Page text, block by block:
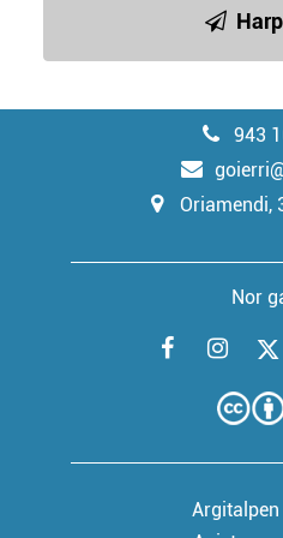
943
Oriamendi,
Nor